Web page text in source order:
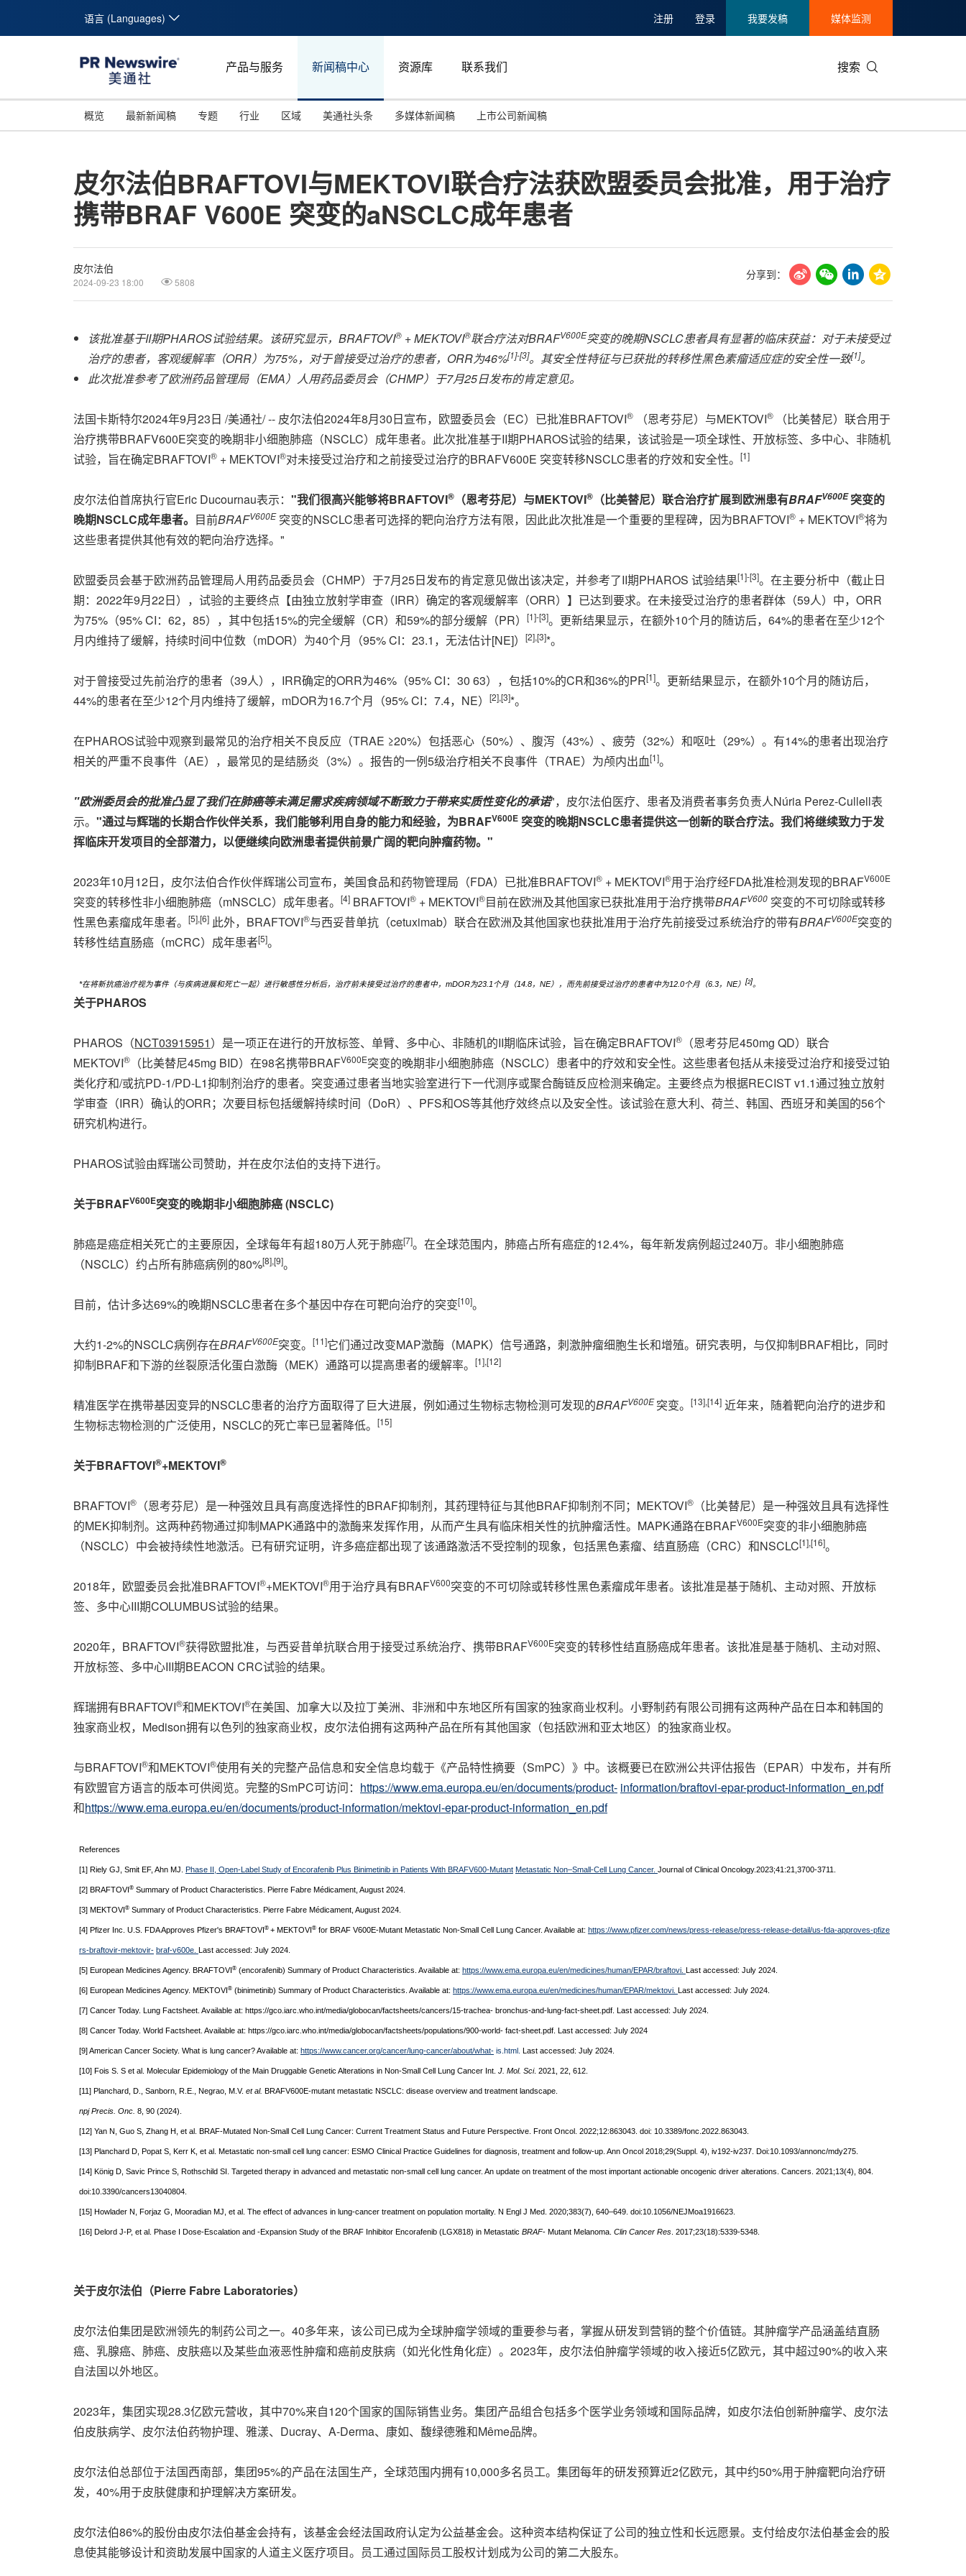
语言 (Languages) 注册 登录 我要发稿 媒体监测
产品与服务 新闻稿中心 资源库 联系我们 搜索
概览 最新新闻稿 专题
投资并购
碳中和
世界移动通信大会
人工智能
行业
能源化工与环保
娱乐时尚与艺术
教育与人力资源
体育
区域
马来西亚
新加坡
澳大利亚
美通社头条 多媒体新闻稿 上市公司新闻稿
皮尔法伯BRAFTOVI与MEKTOVI联合疗法获欧盟委员会批准，用于治疗
携带BRAF V600E 突变的aNSCLC成年患者
皮尔法伯
2024-09-23 18:00 5808
分享到：
该批准基于II期PHAROS试验结果。该研究显示， BRAFTOVI® + MEKTOVI®联合疗法对BRAFV600E突变的晚期NSCLC患者具有显著的临床获益：对于未接受过
治疗的患者，客观缓解率（ORR）为75%，对于曾接受过治疗的患者， ORR为46%[1]-[3]。其安全性特征与已获批的转移性黑色素瘤适应症的安全性一致[1]。
此次批准参考了欧洲药品管理局（EMA）人用药品委员会（CHMP）于7月25日发布的肯定意见。
法国卡斯特尔2024年9月23日 /美通社/ -- 皮尔法伯2024年8月30日宣布， 欧盟委员会（EC）已批准BRAFTOVI® （恩考芬尼）与MEKTOVI®
（比美替尼）联合用于
治疗携带BRAFV600E突变的晚期非小细胞肺癌（NSCLC）成年患者。此次批准基于II期PHAROS试验的结果，该试验是一项全球性、开放标签、多中心、非随机
试验，旨在确定BRAFTOVI® + MEKTOVI®对未接受过治疗和之前接受过治疗的BRAFV600E 突变转移NSCLC患者的疗效和安全性。 [1]
皮尔法伯首席执行官Eric Ducournau表示： "我们很高兴能够将BRAFTOVI® （恩考芬尼）与MEKTOVI® （比美替尼）联合治疗扩展到欧洲患有BRAFV600E突变的
晚期NSCLC成年患者。 目前BRAFV600E 突变的NSCLC患者可选择的靶向治疗方法有限，因此此次批准是一个重要的里程碑，因为BRAFTOVI® + MEKTOVI®将为
这些患者提供其他有效的靶向治疗选择。"
欧盟委员会基于欧洲药品管理局人用药品委员会（CHMP）于7月25日发布的肯定意见做出该决定，并参考了II期PHAROS 试验结果[1]-[3]。在主要分析中（截止日
期：2022年9月22日），试验的主要终点【由独立放射学审查（IRR）确定的客观缓解率（ORR）】已达到要求。在未接受过治疗的患者群体（59人）中，ORR
为75%（95% CI：62，85），其中包括15%的完全缓解（CR）和59%的部分缓解（PR）
[1]-[3]。更新结果显示，在额外10个月的随访后，64%的患者在至少12个
月内维持了缓解，持续时间中位数（mDOR）为40个月（95% CI：23.1，无法估计[NE]）
[2],[3]*。
对于曾接受过先前治疗的患者（39人），IRR确定的ORR为46%（95% CI：30 63），包括10%的CR和36%的PR[1]。更新结果显示，在额外10个月的随访后，
44%的患者在至少12个月内维持了缓解，mDOR为16.7个月（95% CI：7.4，NE）
[2],[3]*。
在PHAROS试验中观察到最常见的治疗相关不良反应（TRAE ≥20%）包括恶心（50%）、腹泻（43%）、疲劳（32%）和呕吐（29%）。有14%的患者出现治疗
相关的严重不良事件（AE），最常见的是结肠炎（3%）。报告的一例5级治疗相关不良事件（TRAE）为颅内出血[1]。
"欧洲委员会的批准凸显了我们在肺癌等未满足需求疾病领域不断致力于带来实质性变化的承诺"，皮尔法伯医疗、患者及消费者事务负责人Núria Perez-Cullell表
示。 "通过与辉瑞的长期合作伙伴关系，我们能够利用自身的能力和经验，为BRAFV600E 突变的晚期NSCLC患者提供这一创新的联合疗法。我们将继续致力于发
挥临床开发项目的全部潜力，以便继续向欧洲患者提供前景广阔的靶向肿瘤药物。 "
2023年10月12日，皮尔法伯合作伙伴辉瑞公司宣布，美国食品和药物管理局（FDA）已批准BRAFTOVI® + MEKTOVI®用于治疗经FDA批准检测发现的BRAFV600E
突变的转移性非小细胞肺癌（mNSCLC）成年患者。 [4] BRAFTOVI® + MEKTOVI®目前在欧洲及其他国家已获批准用于治疗携带BRAFV600 突变的不可切除或转移
性黑色素瘤成年患者。 [5],[6] 此外，BRAFTOVI®与西妥昔单抗（cetuximab）联合在欧洲及其他国家也获批准用于治疗先前接受过系统治疗的带有BRAFV600E突变的
转移性结直肠癌（mCRC）成年患者[5]。
*在将新抗癌治疗视为事件（与疾病进展和死亡一起）进行敏感性分析后，治疗前未接受过治疗的患者中， mDOR为23.1个月（14.8， NE），而先前接受过治疗的患者中为12.0个月（6.3， NE）[2]。
关于PHAROS
PHAROS（NCT03915951）是一项正在进行的开放标签、单臂、多中心、非随机的II期临床试验，旨在确定BRAFTOVI®
（恩考芬尼450mg QD）联合
MEKTOVI® （比美替尼45mg BID）在98名携带BRAFV600E突变的晚期非小细胞肺癌（NSCLC）患者中的疗效和安全性。这些患者包括从未接受过治疗和接受过铂
类化疗和/或抗PD-1/PD-L1抑制剂治疗的患者。突变通过患者当地实验室进行下一代测序或聚合酶链反应检测来确定。主要终点为根据RECIST v1.1通过独立放射
学审查（IRR）确认的ORR；次要目标包括缓解持续时间（DoR）、PFS和OS等其他疗效终点以及安全性。该试验在意大利、荷兰、韩国、西班牙和美国的56个
研究机构进行。
PHAROS试验由辉瑞公司赞助，并在皮尔法伯的支持下进行。
关于BRAFV600E突变的晚期非小细胞肺癌 (NSCLC)
肺癌是癌症相关死亡的主要原因，全球每年有超180万人死于肺癌[7]。在全球范围内，肺癌占所有癌症的12.4%，每年新发病例超过240万。非小细胞肺癌
（NSCLC）约占所有肺癌病例的80%[8],[9]。
目前，估计多达69%的晚期NSCLC患者在多个基因中存在可靶向治疗的突变[10]。
大约1-2%的NSCLC病例存在BRAFV600E突变。 [11]它们通过改变MAP激酶（MAPK）信号通路，刺激肿瘤细胞生长和增殖。研究表明，与仅抑制BRAF相比，同时
抑制BRAF和下游的丝裂原活化蛋白激酶（MEK）通路可以提高患者的缓解率。 [1],[12]
精准医学在携带基因变异的NSCLC患者的治疗方面取得了巨大进展，例如通过生物标志物检测可发现的BRAFV600E突变。 [13],[14] 近年来，随着靶向治疗的进步和
生物标志物检测的广泛使用，NSCLC的死亡率已显著降低。 [15]
关于BRAFTOVI®+MEKTOVI®
BRAFTOVI® （恩考芬尼）是一种强效且具有高度选择性的BRAF抑制剂，其药理特征与其他BRAF抑制剂不同；MEKTOVI®
（比美替尼）是一种强效且具有选择性
的MEK抑制剂。这两种药物通过抑制MAPK通路中的激酶来发挥作用，从而产生具有临床相关性的抗肿瘤活性。MAPK通路在BRAFV600E突变的非小细胞肺癌
（NSCLC）中会被持续性地激活。已有研究证明，许多癌症都出现了该通路激活不受控制的现象，包括黑色素瘤、结直肠癌（CRC）和NSCLC[1],[16]。
2018年，欧盟委员会批准BRAFTOVI®+MEKTOVI®用于治疗具有BRAFV600突变的不可切除或转移性黑色素瘤成年患者。该批准是基于随机、主动对照、开放标
签、多中心III期COLUMBUS试验的结果。
2020年，BRAFTOVI®获得欧盟批准，与西妥昔单抗联合用于接受过系统治疗、携带BRAFV600E突变的转移性结直肠癌成年患者。该批准是基于随机、主动对照、
开放标签、多中心III期BEACON CRC试验的结果。
辉瑞拥有BRAFTOVI®和MEKTOVI®在美国、加拿大以及拉丁美洲、非洲和中东地区所有国家的独家商业权利。小野制药有限公司拥有这两种产品在日本和韩国的
独家商业权，Medison拥有以色列的独家商业权，皮尔法伯拥有这两种产品在所有其他国家（包括欧洲和亚太地区）的独家商业权。
与BRAFTOVI®和MEKTOVI®使用有关的完整产品信息和安全信息均载于《产品特性摘要（SmPC）》中。该概要已在欧洲公共评估报告（EPAR）中发布，并有所
有欧盟官方语言的版本可供阅览。完整的SmPC可访问： https://www.ema.europa.eu/en/documents/product- information/braftovi-epar-product-information_en.pdf
和https://www.ema.europa.eu/en/documents/product-information/mektovi-epar-product-information_en.pdf
References
[1] Riely GJ, Smit EF, Ahn MJ. Phase II, Open-Label Study of Encorafenib Plus Binimetinib in Patients With BRAFV600-Mutant Metastatic Non–Small-Cell Lung Cancer. Journal of Clinical Oncology.2023;41:21,3700-3711.
[2] BRAFTOVI®Summary of Product Characteristics. Pierre Fabre Médicament, August 2024.
[3] MEKTOVI®Summary of Product Characteristics. Pierre Fabre Médicament, August 2024.
[4] Pfizer Inc. U.S. FDA Approves Pfizer's BRAFTOVI® + MEKTOVI®for BRAF V600E-Mutant Metastatic Non-Small Cell Lung Cancer. Available at: https://www.pfizer.com/news/press-release/press-release-detail/us-fda-approves-pfize
rs-braftovir-mektovir- braf-v600e. Last accessed: July 2024.
[5] European Medicines Agency. BRAFTOVI®(encorafenib) Summary of Product Characteristics. Available at: https://www.ema.europa.eu/en/medicines/human/EPAR/braftovi. Last accessed: July 2024.
[6] European Medicines Agency. MEKTOVI®(binimetinib) Summary of Product Characteristics. Available at: https://www.ema.europa.eu/en/medicines/human/EPAR/mektovi. Last accessed: July 2024.
[7] Cancer Today. Lung Factsheet. Available at: https://gco.iarc.who.int/media/globocan/factsheets/cancers/15-trachea- bronchus-and-lung-fact-sheet.pdf. Last accessed: July 2024.
[8] Cancer Today. World Factsheet. Available at: https://gco.iarc.who.int/media/globocan/factsheets/populations/900-world- fact-sheet.pdf. Last accessed: July 2024
[9] American Cancer Society. What is lung cancer? Available at: https://www.cancer.org/cancer/lung-cancer/about/what- is.html. Last accessed: July 2024.
[10] Fois S. S et al. Molecular Epidemiology of the Main Druggable Genetic Alterations in Non-Small Cell Lung Cancer Int. J. Mol. Sci. 2021, 22, 612.
[11] Planchard, D., Sanborn, R.E., Negrao, M.V. et al. BRAFV600E-mutant metastatic NSCLC: disease overview and treatment landscape.
npj Precis. Onc. 8, 90 (2024).
[12] Yan N, Guo S, Zhang H, et al. BRAF-Mutated Non-Small Cell Lung Cancer: Current Treatment Status and Future Perspective. Front Oncol. 2022;12:863043. doi: 10.3389/fonc.2022.863043.
[13] Planchard D, Popat S, Kerr K, et al. Metastatic non-small cell lung cancer: ESMO Clinical Practice Guidelines for diagnosis, treatment and follow-up. Ann Oncol 2018;29(Suppl. 4), iv192-iv237. Doi:10.1093/annonc/mdy275.
[14] König D, Savic Prince S, Rothschild SI. Targeted therapy in advanced and metastatic non-small cell lung cancer. An update on treatment of the most important actionable oncogenic driver alterations. Cancers. 2021;13(4), 804.
doi:10.3390/cancers13040804.
[15] Howlader N, Forjaz G, Mooradian MJ, et al. The effect of advances in lung-cancer treatment on population mortality. N Engl J Med. 2020;383(7), 640–649. doi:10.1056/NEJMoa1916623.
[16] Delord J-P, et al. Phase I Dose-Escalation and -Expansion Study of the BRAF Inhibitor Encorafenib (LGX818) in Metastatic BRAF- Mutant Melanoma. Clin Cancer Res. 2017;23(18):5339-5348.
关于皮尔法伯（Pierre Fabre Laboratories）
皮尔法伯集团是欧洲领先的制药公司之一。40多年来，该公司已成为全球肿瘤学领域的重要参与者，掌握从研发到营销的整个价值链。其肿瘤学产品涵盖结直肠
癌、乳腺癌、肺癌、皮肤癌以及某些血液恶性肿瘤和癌前皮肤病（如光化性角化症）。2023年，皮尔法伯肿瘤学领域的收入接近5亿欧元，其中超过90%的收入来
自法国以外地区。
2023年，集团实现28.3亿欧元营收，其中70%来自120个国家的国际销售业务。集团产品组合包括多个医学业务领域和国际品牌，如皮尔法伯创新肿瘤学、皮尔法
伯皮肤病学、皮尔法伯药物护理、雅漾、Ducray、A-Derma、康如、馥绿德雅和Même品牌。
皮尔法伯总部位于法国西南部，集团95%的产品在法国生产，全球范围内拥有10,000多名员工。集团每年的研发预算近2亿欧元，其中约50%用于肿瘤靶向治疗研
发，40%用于皮肤健康和护理解决方案研发。
皮尔法伯86%的股份由皮尔法伯基金会持有，该基金会经法国政府认定为公益基金会。这种资本结构保证了公司的独立性和长远愿景。支付给皮尔法伯基金会的股
息使其能够设计和资助发展中国家的人道主义医疗项目。员工通过国际员工股权计划成为公司的第二大股东。